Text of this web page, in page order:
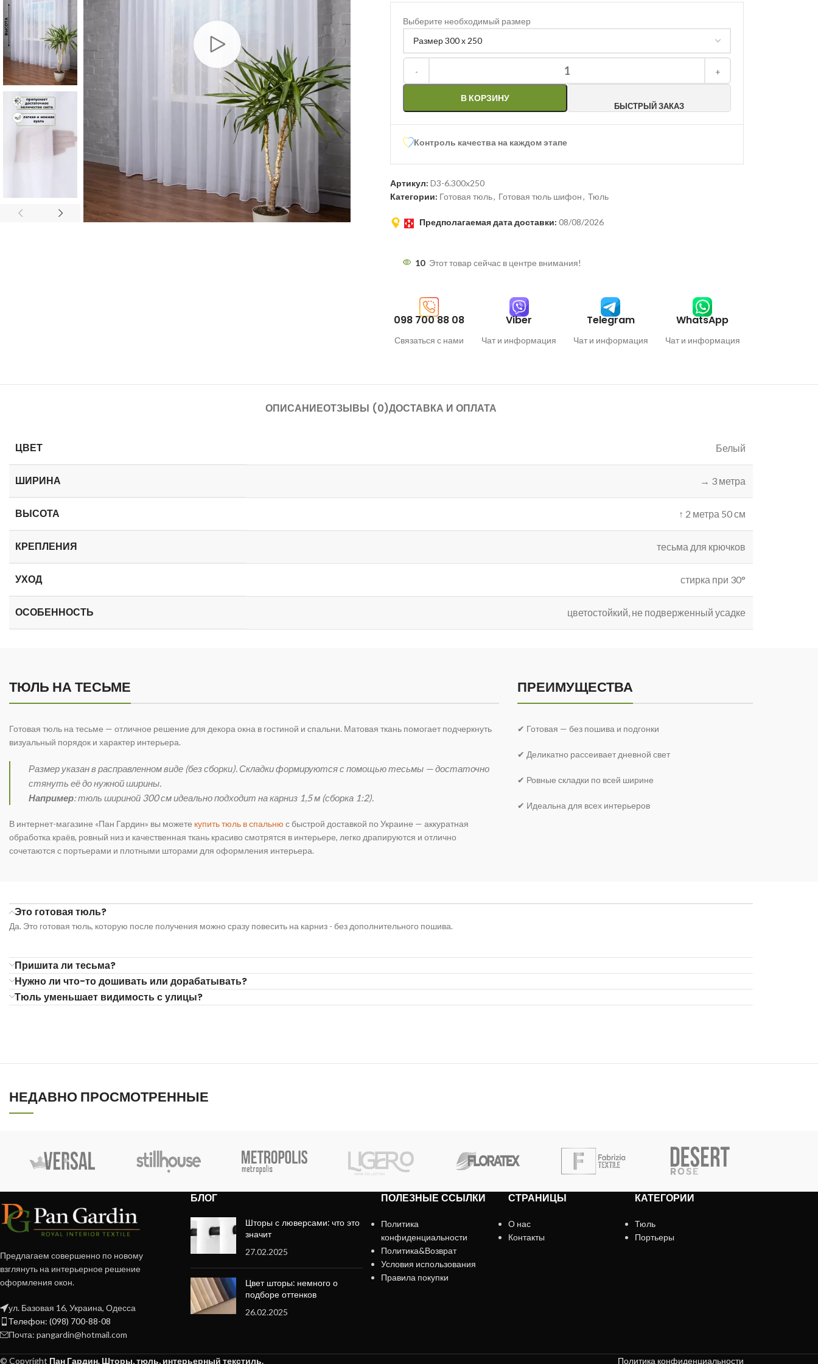
Выберите необходимый размер
В КОРЗИНУ
БЫСТРЫЙ ЗАКАЗ
Контроль качества на каждом этапе
Артикул: D3-6.300x250
Категории: Готовая тюль, Готовая тюль шифон, Тюль
Предполагаемая дата доставки: 08/08/2026
10 Этот товар сейчас в центре внимания!
098 700 88 08
Связаться с нами
Viber
Чат и информация
Telegram
Чат и информация
WhatsApp
Чат и информация
ОПИСАНИЕОТЗЫВЫ (0)ДОСТАВКА И ОПЛАТА
ЦВЕТ Белый
ШИРИНА → 3 метра
ВЫСОТА ↑ 2 метра 50 см
КРЕПЛЕНИЯ тесьма для крючков
УХОД стирка при 30°
ОСОБЕННОСТЬ цветостойкий, не подверженный усадке
ТЮЛЬ НА ТЕСЬМЕ
Готовая тюль на тесьме — отличное решение для декора окна в гостиной и спальни. Матовая ткань помогает подчеркнуть
визуальный порядок и характер интерьера.
Размер указан в расправленном виде (без сборки). Складки формируются с помощью тесьмы — достаточно
стянуть её до нужной ширины.
Например: тюль шириной 300 см идеально подходит на карниз 1,5 м (сборка 1:2).
В интернет-магазине «Пан Гардин» вы можете купить тюль в спальню с быстрой доставкой по Украине — аккуратная
обработка краёв, ровный низ и качественная ткань красиво смотрятся в интерьере, легко драпируются и отлично
сочетаются с портьерами и плотными шторами для оформления интерьера.
ПРЕИМУЩЕСТВА
✔ Готовая — без пошива и подгонки
✔ Деликатно рассеивает дневной свет
✔ Ровные складки по всей ширине
✔ Идеальна для всех интерьеров
Это готовая тюль?
Да. Это готовая тюль, которую после получения можно сразу повесить на карниз - без дополнительного пошива.
Пришита ли тесьма?
Нужно ли что-то дошивать или дорабатывать?
Тюль уменьшает видимость с улицы?
НЕДАВНО ПРОСМОТРЕННЫЕ
Предлагаем совершенно по новому
взглянуть на интерьерное решение
оформления окон.
ул. Базовая 16, Украина, Одесса
Телефон: (098) 700-88-08
Почта: pangardin@hotmail.com
БЛОГ
Шторы с люверсами: что это
значит
27.02.2025
Цвет шторы: немного о
подборе оттенков
26.02.2025
ПОЛЕЗНЫЕ ССЫЛКИ
Политика
конфиденциальности
Политика&Возврат
Условия использования
Правила покупки
СТРАНИЦЫ
О нас
Контакты
КАТЕГОРИИ
Тюль
Портьеры
© Copyright Пан Гардин. Шторы, тюль, интерьерный текстиль. Политика конфиденциальности